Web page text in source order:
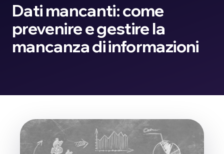
Dati mancanti: come
prevenire e gestire la
mancanza di informazioni